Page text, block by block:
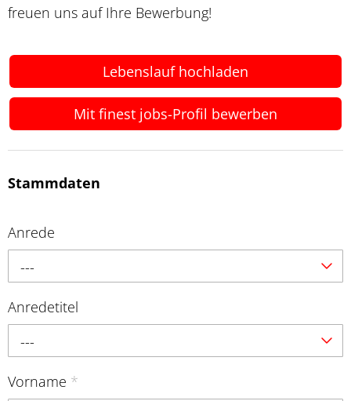
freuen uns auf Ihre Bewerbung!
Lebenslauf hochladen
Mit finest jobs-Profil bewerben
Stammdaten
Anrede
---
Anredetitel
---
Vorname *